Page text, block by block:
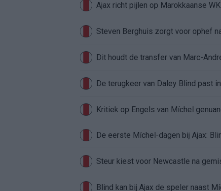
Ajax richt pijlen op Marokkaanse
Steven Berghuis zorgt voor ophef
Dit houdt de transfer van Marc-
De terugkeer van Daley Blind past
Kritiek op Engels van Míchel
Steur kiest voor Newcastle na
Blind kan bij Ajax de speler naast